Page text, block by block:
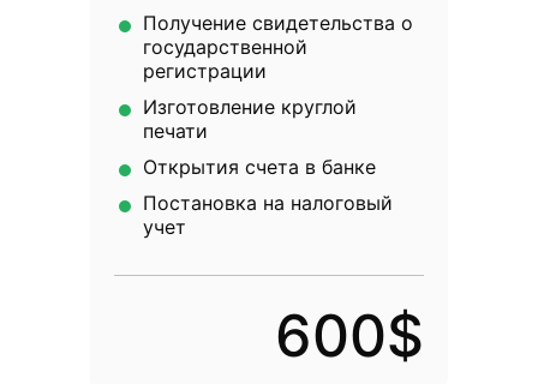
Получение свидетельства о
государственной
регистрации
Изготовление круглой
печати
Открытия счета в банке
Постановка на налоговый
учет
600$